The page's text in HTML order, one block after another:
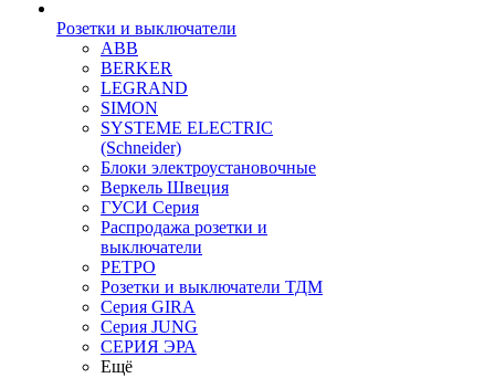
Розетки и выключатели
ABB
BERKER
LEGRAND
SIMON
SYSTEME ELECTRIC
(Schneider)
Блоки электроустановочные
Веркель Швеция
ГУСИ Серия
Распродажа розетки и
выключатели
РЕТРО
Розетки и выключатели ТДМ
Серия GIRA
Серия JUNG
СЕРИЯ ЭРА
Ещё